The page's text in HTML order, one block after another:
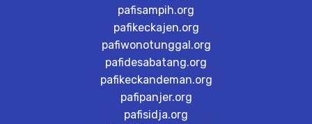
pafisampih.org
pafikeckajen.org
pafiwonotunggal.org
pafidesabatang.org
pafikeckandeman.org
pafipanjer.org
pafisidja.org